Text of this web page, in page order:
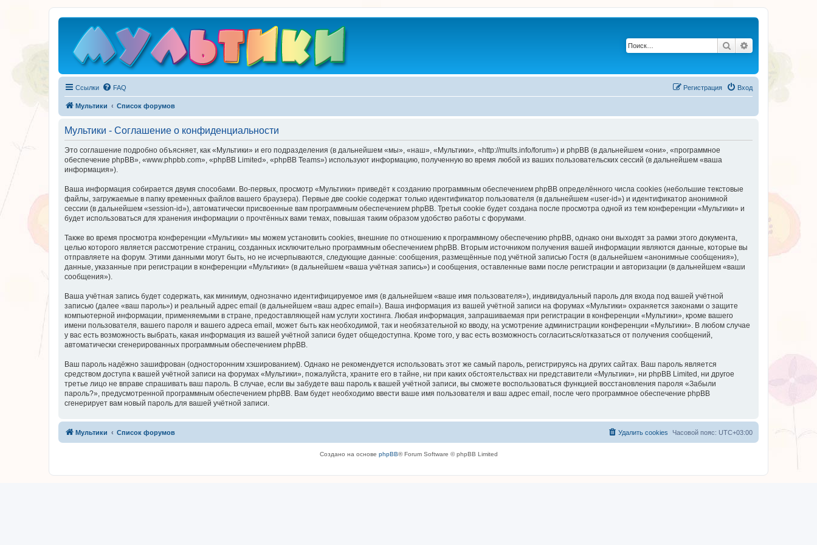
Поиск
Ссылки FAQ Вход
Регистрация
Мультики Список форумов
Мультики - Соглашение о конфиденциальности
Это соглашение подробно объясняет, как «Мультики» и его подразделения (в дальнейшем «мы», «наш», «Мультики», «http://mults.info/forum») и phpBB (в дальнейшем «они», «программное
обеспечение phpBB», «www.phpbb.com», «phpBB Limited», «phpBB Teams») используют информацию, полученную во время любой из ваших пользовательских сессий (в дальнейшем «ваша
информация»).
Ваша информация собирается двумя способами. Во-первых, просмотр «Мультики» приведёт к созданию программным обеспечением phpBB определённого числа cookies (небольшие текстовые
файлы, загружаемые в папку временных файлов вашего браузера). Первые две cookie содержат только идентификатор пользователя (в дальнейшем «user-id») и идентификатор анонимной
сессии (в дальнейшем «session-id»), автоматически присвоенные вам программным обеспечением phpBB. Третья cookie будет создана после просмотра одной из тем конференции «Мультики» и
будет использоваться для хранения информации о прочтённых вами темах, повышая таким образом удобство работы с форумами.
Также во время просмотра конференции «Мультики» мы можем установить cookies, внешние по отношению к программному обеспечению phpBB, однако они выходят за рамки этого документа,
целью которого является рассмотрение страниц, созданных исключительно программным обеспечением phpBB. Вторым источником получения вашей информации являются данные, которые вы
отправляете на форум. Этими данными могут быть, но не исчерпываются, следующие данные: сообщения, размещённые под учётной записью Гостя (в дальнейшем «анонимные сообщения»),
данные, указанные при регистрации в конференции «Мультики» (в дальнейшем «ваша учётная запись») и сообщения, оставленные вами после регистрации и авторизации (в дальнейшем «ваши
сообщения»).
Ваша учётная запись будет содержать, как минимум, однозначно идентифицируемое имя (в дальнейшем «ваше имя пользователя»), индивидуальный пароль для входа под вашей учётной
записью (далее «ваш пароль») и реальный адрес email (в дальнейшем «ваш адрес email»). Ваша информация из вашей учётной записи на форумах «Мультики» охраняется законами о защите
компьютерной информации, применяемыми в стране, предоставляющей нам услуги хостинга. Любая информация, запрашиваемая при регистрации в конференции «Мультики», кроме вашего
имени пользователя, вашего пароля и вашего адреса email, может быть как необходимой, так и необязательной ко вводу, на усмотрение администрации конференции «Мультики». В любом случае
у вас есть возможность выбрать, какая информация из вашей учётной записи будет общедоступна. Кроме того, у вас есть возможность согласиться/отказаться от получения сообщений,
автоматически сгенерированных программным обеспечением phpBB.
Ваш пароль надёжно зашифрован (односторонним хэшированием). Однако не рекомендуется использовать этот же самый пароль, регистрируясь на других сайтах. Ваш пароль является
средством доступа к вашей учётной записи на форумах «Мультики», пожалуйста, храните его в тайне, ни при каких обстоятельствах ни представители «Мультики», ни phpBB Limited, ни другое
третье лицо не вправе спрашивать ваш пароль. В случае, если вы забудете ваш пароль к вашей учётной записи, вы сможете воспользоваться функцией восстановления пароля «Забыли
пароль?», предусмотренной программным обеспечением phpBB. Вам будет необходимо ввести ваше имя пользователя и ваш адрес email, после чего программное обеспечение phpBB
сгенерирует вам новый пароль для вашей учётной записи.
Мультики Список форумов Часовой пояс: UTC+03:00
Удалить cookies
Создано на основе phpBB® Forum Software © phpBB Limited